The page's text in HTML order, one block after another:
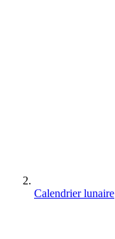
Calendrier lunaire